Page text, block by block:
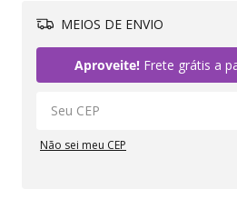
MEIOS DE ENVIO
Aproveite!Frete grátis a
Não sei meu CEP